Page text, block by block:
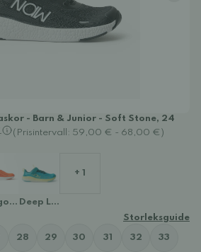
- Barn & Junior - Soft Stone, 24
(Prisintervall: 59,00 € - 68,00 €)
Fire
Deep Lagoon
+ 1
Storleksguide
28 29 30 31 32 33